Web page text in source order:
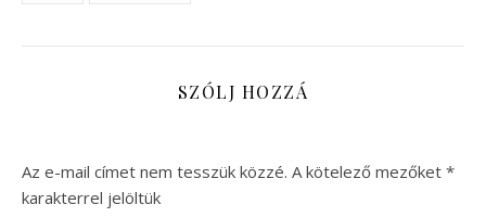
SZÓLJ HOZZÁ
Az e-mail címet nem tesszük közzé. A kötelező mezőket *
karakterrel jelöltük